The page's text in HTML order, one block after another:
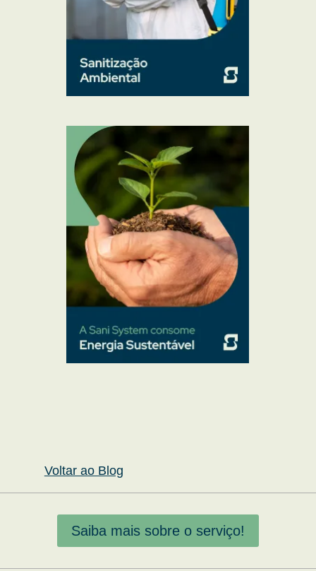
Voltar ao Blog
Saiba mais sobre o serviço!